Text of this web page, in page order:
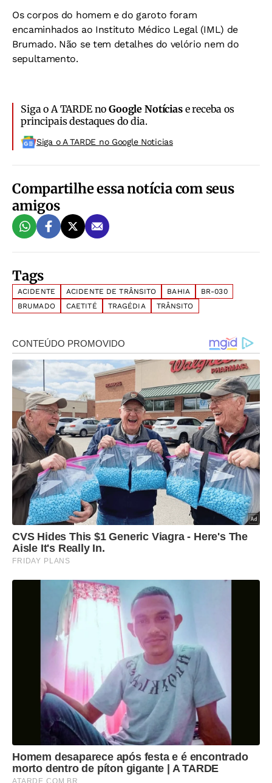
Os corpos do homem e do garoto foram
encaminhados ao Instituto Médico Legal (IML) de
Brumado. Não se tem detalhes do velório nem do
sepultamento.
Siga o A TARDE noGoogle Notíciase receba os
principais destaques do dia.
Siga o A TARDE no Google Noticias
Compartilhe essa notícia com seus
amigos
Tags
ACIDENTE ACIDENTE DE TRÂNSITO BAHIA
BR-030
BRUMADO
CAETITÉ TRAGÉDIA TRÂNSITO